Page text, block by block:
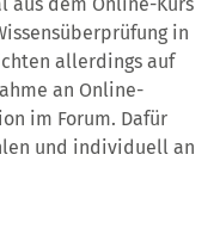
in
allerdings auf
an Online-
im Forum. Dafür
und individuell an